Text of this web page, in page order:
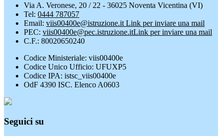
Via A. Veronese, 20 / 22 - 36025 Noventa Vicentina (VI)
Tel: 0444 787057
Email: viis00400e@istruzione.it Link per inviare una mail
PEC: viis00400e@pec.istruzione.itLink per inviare una mail
C.F.: 80020650240
Codice Ministeriale: viis00400e
Codice Unico Ufficio: UFUXP5
Codice IPA: istsc_viis00400e
OdF 4390 ISC. Elenco A0603
Seguici su